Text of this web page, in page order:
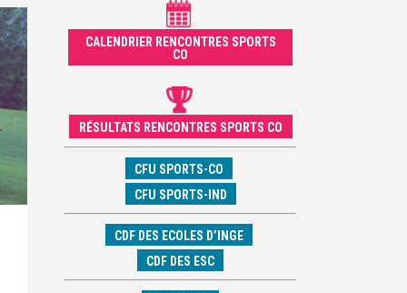
CALENDRIER RENCONTRES SPORTS
CO
RÉSULTATS RENCONTRES SPORTS CO
CFU SPORTS-CO
CFU SPORTS-IND
CDF DES ECOLES D’INGE
CDF DES ESC